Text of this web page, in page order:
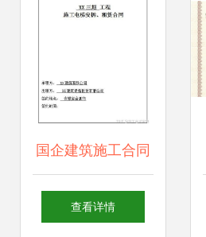
国企建筑施工合同
及劳务分包合同范
查看详情